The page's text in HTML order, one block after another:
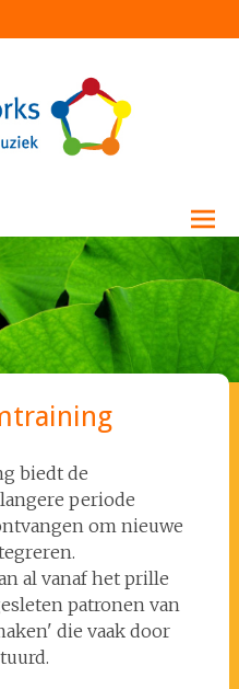
biedt de
periode
om nieuwe
al vanaf het prille
patronen van
die vaak door